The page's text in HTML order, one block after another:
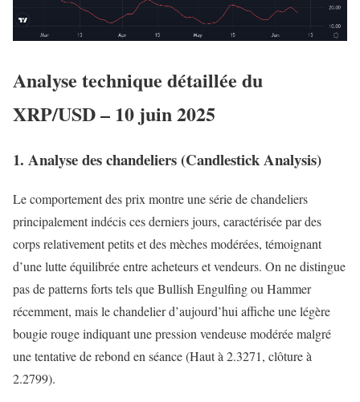
Analyse technique détaillée du
XRP/USD – 10 juin 2025
1. Analyse des chandeliers (Candlestick Analysis)
Le comportement des prix montre une série de chandeliers
principalement indécis ces derniers jours, caractérisée par des
corps relativement petits et des mèches modérées, témoignant
d’une lutte équilibrée entre acheteurs et vendeurs. On ne distingue
pas de patterns forts tels que Bullish Engulfing ou Hammer
récemment, mais le chandelier d’aujourd’hui affiche une légère
bougie rouge indiquant une pression vendeuse modérée malgré
une tentative de rebond en séance (Haut à 2.3271, clôture à
2.2799).